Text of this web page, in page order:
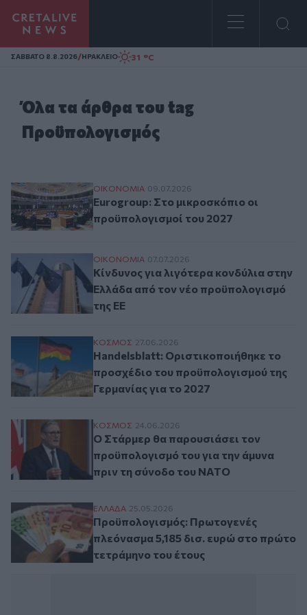
Homepage
ΣAΒΒΑΤΟ 8.8.2026/ΗΡΑΚΛΕΙΟ 31 °C
Όλα τα άρθρα του tag
Προϋπολογισμός
Eurogroup: Στο μικροσκόπιο οι
ΟΙΚΟΝΟΜΙΑ 09.07.2026
Eurogroup: Στο μικροσκόπιο οι
προϋπολογισμοί του 2027
Κίνδυνος για λιγότερα κονδύλια στην
ΟΙΚΟΝΟΜΙΑ 07.07.2026
Κίνδυνος για λιγότερα κονδύλια στην
Ελλάδα από τον νέο προϋπολογισμό
της ΕΕ
Handelsblatt: Οριστικοποιήθηκε το
ΚΟΣΜΟΣ 27.06.2026
Handelsblatt: Οριστικοποιήθηκε το
προσχέδιο του προϋπολογισμού της
Γερμανίας για το 2027
Ο Στάρμερ θα παρουσιάσει τον
ΚΟΣΜΟΣ 24.06.2026
Ο Στάρμερ θα παρουσιάσει τον
προϋπολογισμό του για την άμυνα
πριν τη σύνοδο του ΝΑΤΟ
Προϋπολογισμός: Πρωτογενές
ΕΛΛAΔΑ 25.05.2026
Προϋπολογισμός: Πρωτογενές
πλεόνασμα 5,185 δισ. ευρώ στο πρώτο
τετράμηνο του έτους